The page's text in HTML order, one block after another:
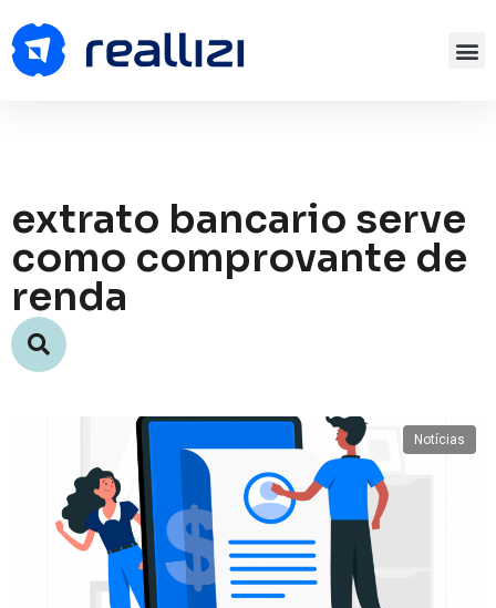
extrato bancario serve
como comprovante de
renda
Notícias